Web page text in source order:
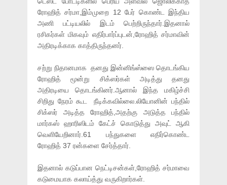
ரோஹித் சர்மா,இம்முறை 12 பேர் கொண்ட இந்திய
அணி பட்டியலில் இடம் பெற்றிருந்தார்.இதனால்
ரசிகர்கள் மிகவும் எதிர்பார்ப்புடன்,ரோஹித் சர்மாவின்
அதிரடிக்காக காத்திருந்தனர்.
சற்று நிதானமாக தனது இன்னிங்ஸ்ஸை தொடங்கிய
ரோஹித் மூன்று சிக்ஸர்கள் அடித்து தனது
அதிரடியை தொடங்கினர்.ஆனால் இந்த மகிழ்ச்சி
சிறிது நேரம் கூட நீடிக்கவில்லை.லியோனின் பந்தில்
சிக்ஸர் அடித்த ரோஹித்,அதற்கு அடுத்த பந்தில்
மார்கஸ் ஹாரிஸிடம் கேட்ச் கொடுத்து அவுட் ஆகி
வெளியேறினார்.61 பந்துகளை எதிர்கொண்ட
ரோஹித் 37 ரன்களை சேர்த்தார்.
இதனால் கடுப்பான நெட்டிசன்கள்,ரோஹித் சர்மாவை
கடுமையாக கலாய்த்து வருகிறார்கள்.